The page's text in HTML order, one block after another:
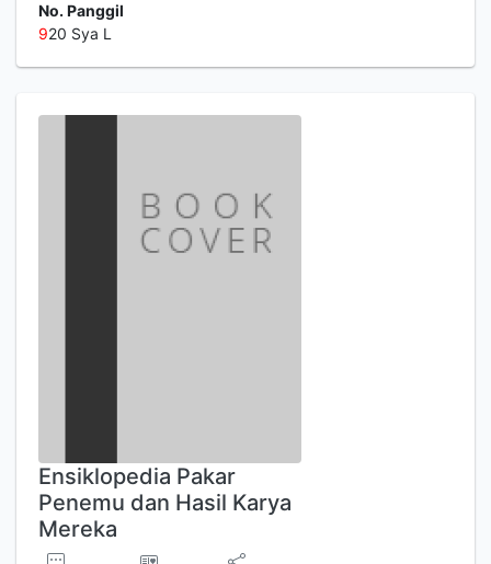
No. Panggil
920 Sya L
Ensiklopedia Pakar
Penemu dan Hasil Karya
Mereka